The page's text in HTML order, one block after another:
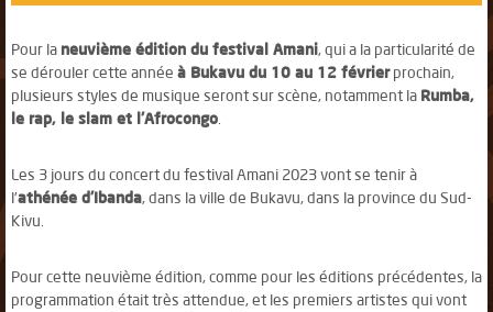
Pour la neuvième édition du festival Amani, qui a la particularité de
se dérouler cette année à Bukavu du 10 au 12 févrierprochain,
plusieurs styles de musique seront sur scène, notamment la Rumba,
le rap, le slam et l'Afrocongo.
Les 3 jours du concert du festival Amani 2023 vont se tenir à
l'athénée d'Ibanda, dans la ville de Bukavu, dans la province du Sud-
Kivu.
Pour cette neuvième édition, comme pour les éditions précédentes, la
programmation était très attendue, et les premiers artistes qui vont